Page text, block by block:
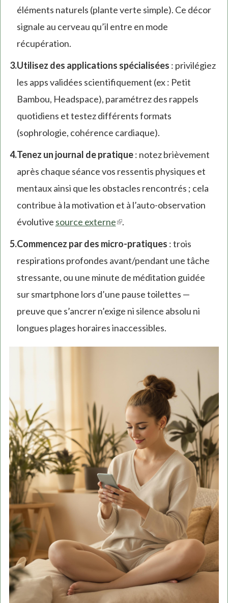
éléments naturels (plante verte simple). Ce décor
signale au cerveau qu’il entre en mode
récupération.
Utilisez des applications spécialisées : privilégiez
les apps validées scientifiquement (ex : Petit
Bambou, Headspace), paramétrez des rappels
quotidiens et testez différents formats
(sophrologie, cohérence cardiaque).
Tenez un journal de pratique: notez brièvement
après chaque séance vos ressentis physiques et
mentaux ainsi que les obstacles rencontrés ; cela
contribue à la motivation et à l’auto-observation
évolutive source externe(link
external)
.
Commencez par des micro-pratiques : trois
respirations profondes avant/pendant une tâche
stressante, ou une minute de méditation guidée
sur smartphone lors d’une pause toilettes —
preuve que s’ancrer n’exige ni silence absolu ni
longues plages horaires inaccessibles.